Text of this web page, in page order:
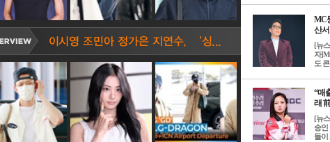
MC
산서
[뉴
자
도
“매
래
[뉴
송인
들이